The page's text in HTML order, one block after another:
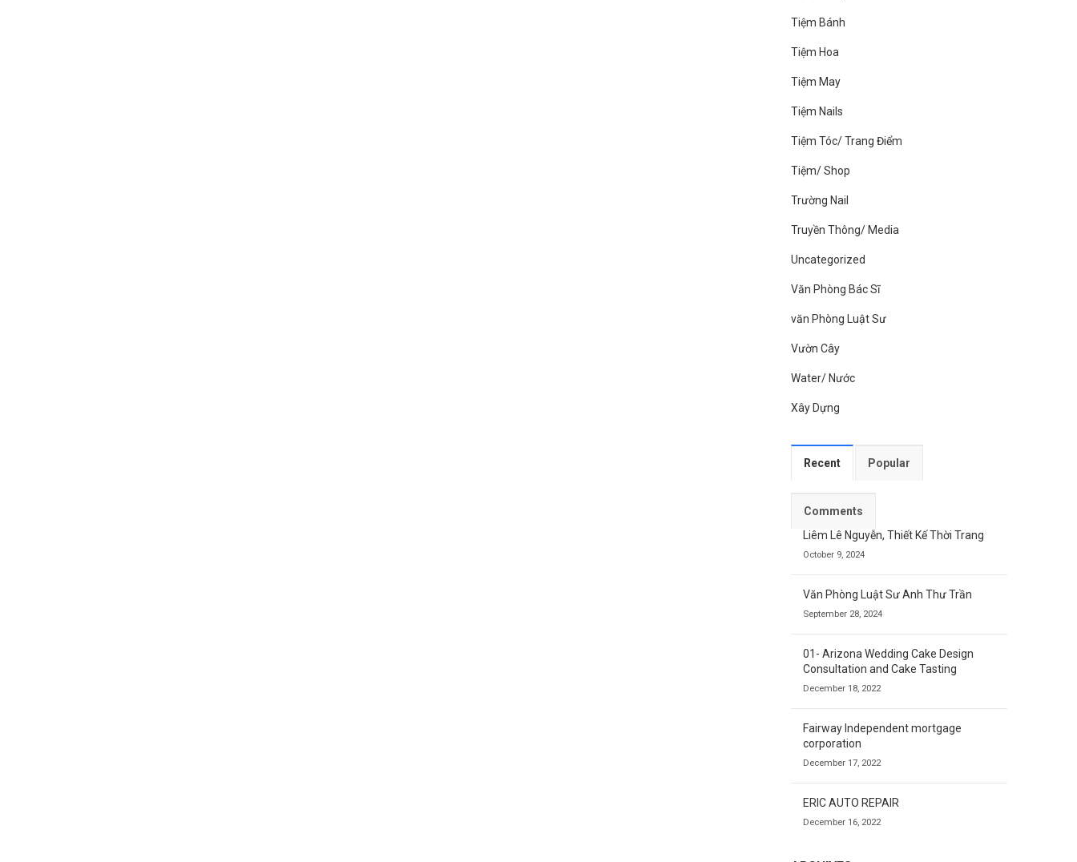
Tiệm Bánh
Tiệm Hoa
Tiệm May
Tiệm Nails
Tiệm Tóc/ Trang Điểm
Tiệm/ Shop
Trường Nail
Truyền Thông/ Media
Uncategorized
Văn Phòng Bác Sĩ
văn Phòng Luật Sư
Vườn Cây
Water/ Nước
Xây Dựng
Recent Popular
Comments
Liêm Lê Nguyễn, Thiết Kế Thời Trang
October 9, 2024
Văn Phòng Luật Sư Anh Thư Trần
September 28, 2024
01- Arizona Wedding Cake Design
Consultation and Cake Tasting
December 18, 2022
Fairway Independent mortgage
corporation
December 17, 2022
ERIC AUTO REPAIR
December 16, 2022